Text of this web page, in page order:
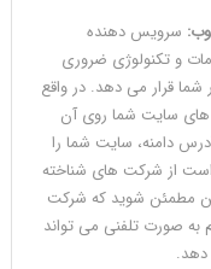
سرویس دهنده
و تکنولوژی ضروری
شما قرار می دهد. در واقع
سایت شما روی آن
آدرس دامنه، سایت شما را
از شرکت های شناخته
مطمئن شوید که شرکت
صورت تلفنی می تواند
دهد.